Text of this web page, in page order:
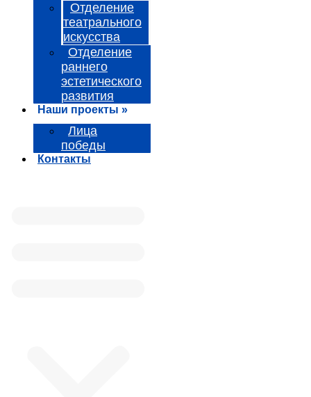
Отделение
театрального
искусства
Отделение
раннего
эстетического
развития
Наши проекты »
Лица
победы
Контакты